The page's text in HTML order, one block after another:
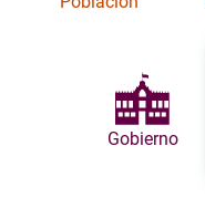
Gobierno